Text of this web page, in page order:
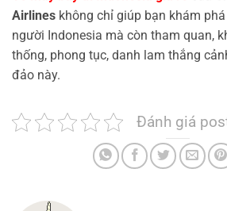
Airlines không chỉ giúp bạn khám
người Indonesia mà còn tham quan,
thống, phong tục, danh lam thắng
đảo này.
Đánh giá